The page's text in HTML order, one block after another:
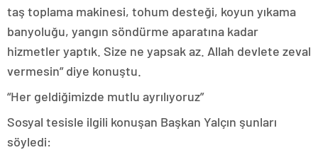
taş toplama makinesi, tohum desteği, koyun yıkama
banyoluğu, yangın söndürme aparatına kadar
hizmetler yaptık. Size ne yapsak az. Allah devlete zeval
vermesin” diye konuştu.
“Her geldiğimizde mutlu ayrılıyoruz”
Sosyal tesisle ilgili konuşan Başkan Yalçın şunları
söyledi: